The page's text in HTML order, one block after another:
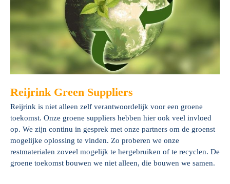
Reijrink Green Suppliers
Reijrink is niet alleen zelf verantwoordelijk voor een groene
toekomst. Onze groene suppliers hebben hier ook veel invloed
op. We zijn continu in gesprek met onze partners om de groenst
mogelijke oplossing te vinden. Zo proberen we onze
restmaterialen zoveel mogelijk te hergebruiken of te recyclen. De
groene toekomst bouwen we niet alleen, die bouwen we samen.